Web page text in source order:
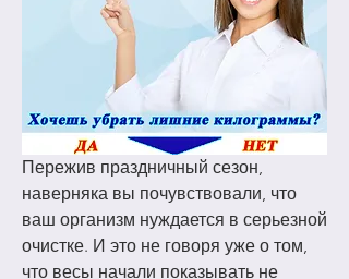
Пережив праздничный сезон,
наверняка вы почувствовали, что
ваш организм нуждается в серьезной
очистке. И это не говоря уже о том,
что весы начали показывать не